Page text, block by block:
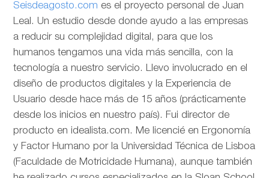
Seisdeagosto.com es el proyecto personal de Juan
Leal. Un estudio desde donde ayudo a las empresas
a reducir su complejidad digital, para que los
humanos tengamos una vida más sencilla, con la
tecnología a nuestro servicio. Llevo involucrado en el
diseño de productos digitales y la Experiencia de
Usuario desde hace más de 15 años (prácticamente
desde los inicios en nuestro país). Fui director de
producto en idealista.com. Me licencié en Ergonomía
y Factor Humano por la Universidad Técnica de Lisboa
(Faculdade de Motricidade Humana), aunque también